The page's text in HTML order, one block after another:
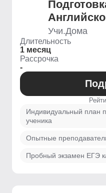
Учи.Дома
Длительность
1 месяц
Рассрочка
-
Индивидуальный план
ученика
Опытные
Пробный экзамен ЕГЭ